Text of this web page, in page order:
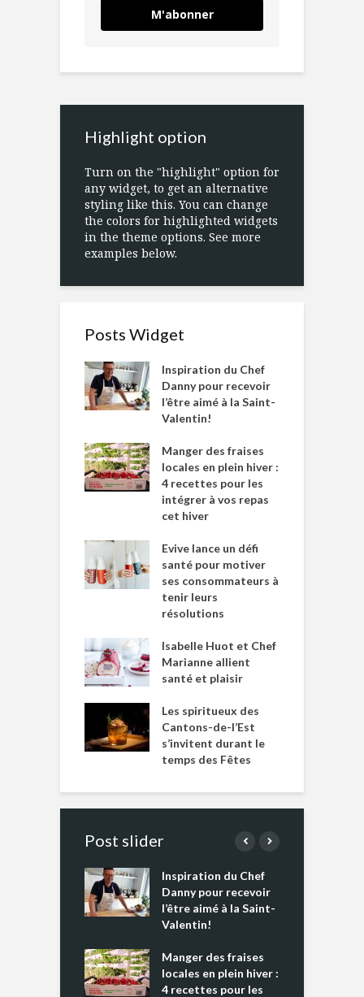
M'abonner
Highlight option
Turn on the "highlight" option for
any widget, to get an alternative
styling like this. You can change
the colors for highlighted widgets
in the theme options. See more
examples below.
Posts Widget
Inspiration du Chef
Danny pour recevoir
l’être aimé à la Saint-
Valentin!
Manger des fraises
locales en plein hiver :
4 recettes pour les
intégrer à vos repas
cet hiver
Evive lance un défi
santé pour motiver
ses consommateurs à
tenir leurs
résolutions
Isabelle Huot et Chef
Marianne allient
santé et plaisir
Les spiritueux des
Cantons-de-l’Est
s’invitent durant le
temps des Fêtes
Post slider
Inspiration du Chef
Danny pour recevoir
l’être aimé à la Saint-
Valentin!
Manger des fraises
locales en plein hiver :
4 recettes pour les